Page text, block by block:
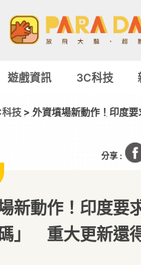
遊戲資訊 3C科技
技> 外資墳場新動作！印度要
分享 :
新動作！印度要
碼」 重大更新還